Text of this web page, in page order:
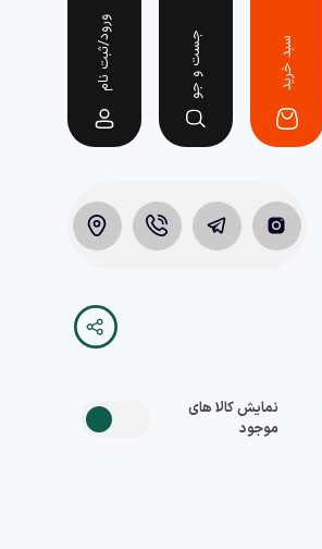
سبد خرید جست و جو ورود/ثبت نام
نمایش کالا های
موجود